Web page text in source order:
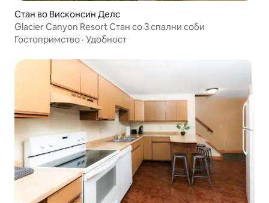
Стан во Висконсин Делс
Glacier Canyon Resort Стан со 3 спални соби
Гостопримство · Удобност